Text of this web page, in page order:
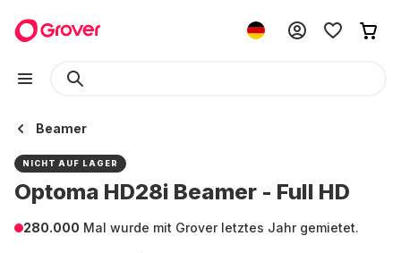
Beamer
NICHT AUF LAGER
Optoma HD28i Beamer - Full HD
280.000 Mal wurde mit Grover letztes Jahr gemietet.